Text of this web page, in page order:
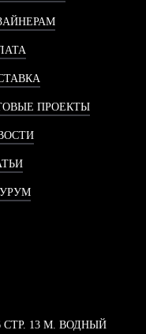
ПРОЕКТЫ
13 М. ВОДНЫЙ